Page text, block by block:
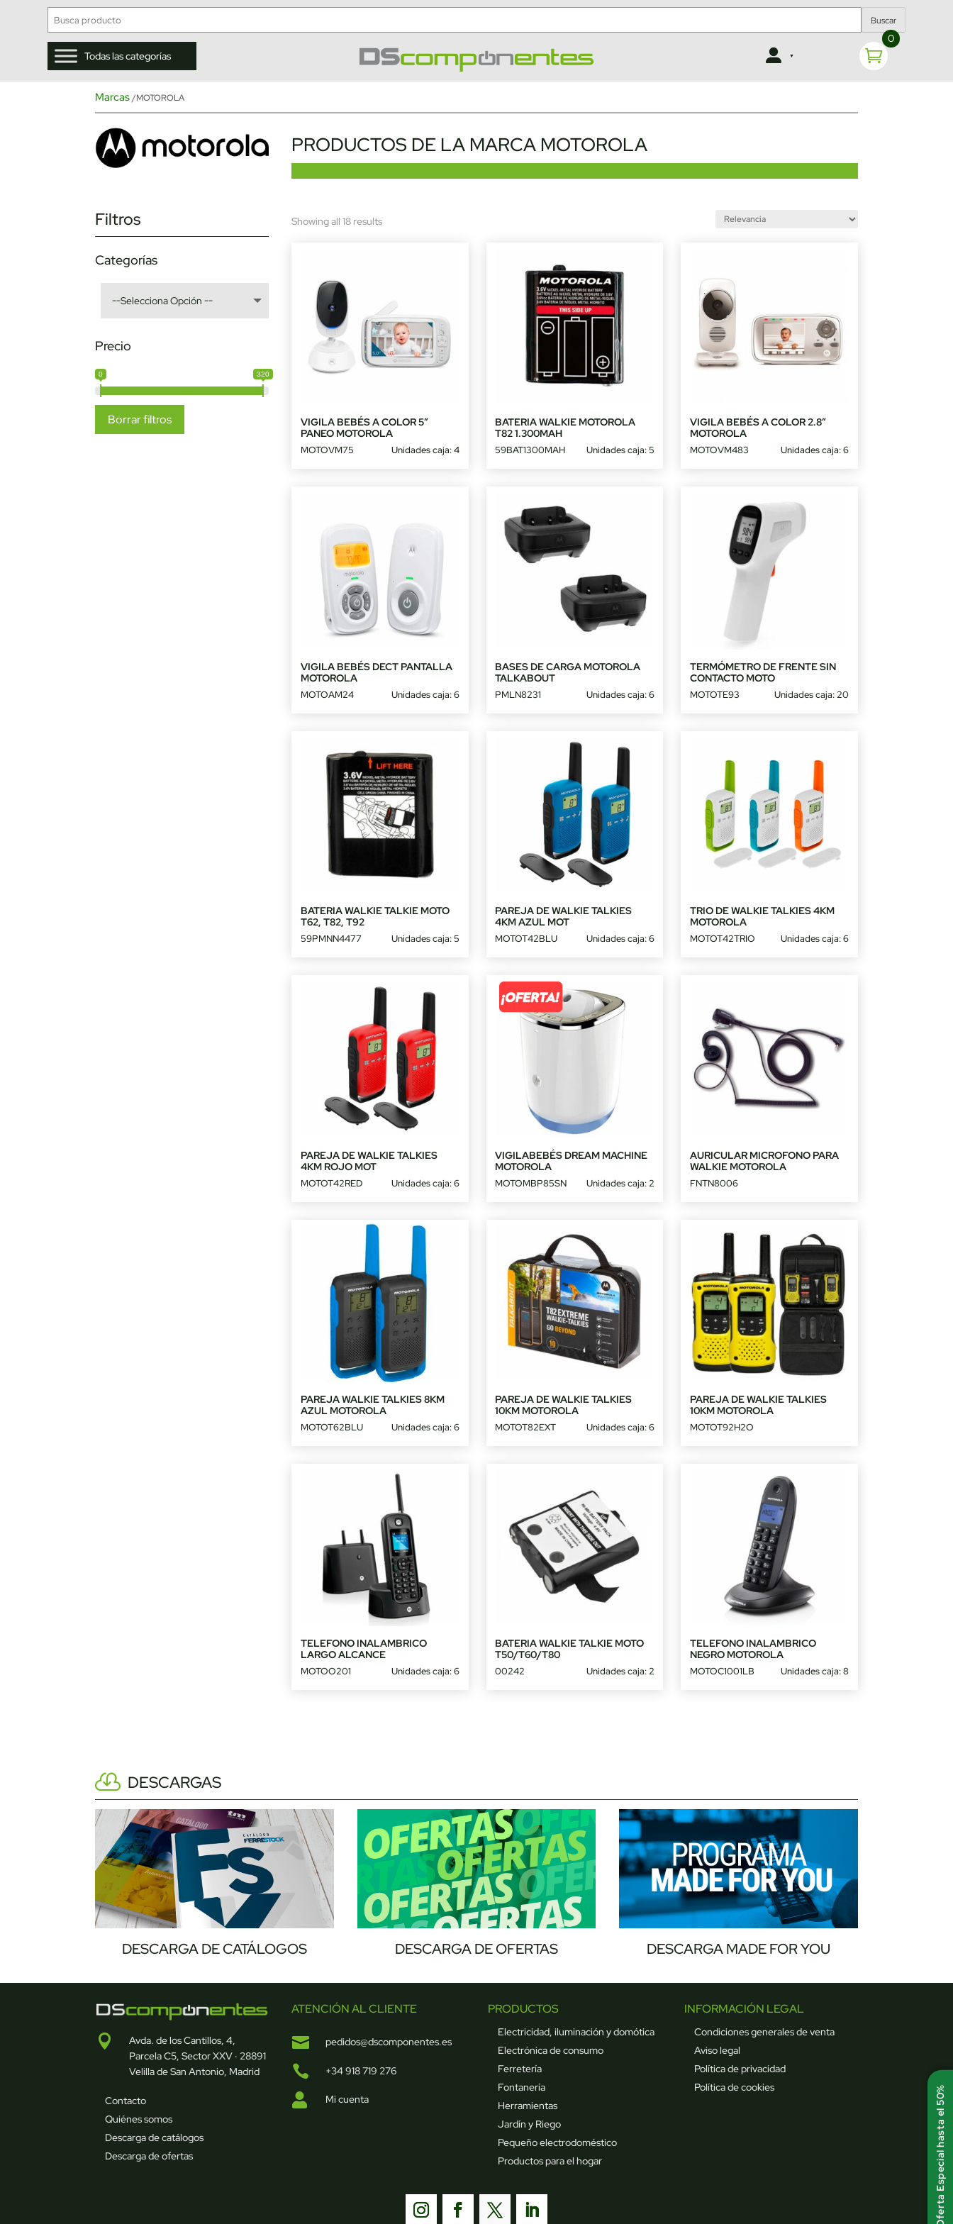
Buscar
Todas las categorías
0
Marcas/MOTOROLA
PRODUCTOS DE LA MARCA MOTOROLA
Filtros
Categorías
Precio
0 320
Borrar filtros
Showing all 18 resultsSorted
VIGILA BEBÉS A COLOR 5″
PANEO MOTOROLA
MOTOVM75 Unidades caja: 4
BATERIA WALKIE MOTOROLA
T82 1.300MAH
59BAT1300MAH Unidades caja: 5
VIGILA BEBÉS A COLOR 2.8″
MOTOROLA
MOTOVM483 Unidades caja: 6
VIGILA BEBÉS DECT PANTALLA
MOTOROLA
MOTOAM24 Unidades caja: 6
BASES DE CARGA MOTOROLA
TALKABOUT
PMLN8231 Unidades caja: 6
TERMÓMETRO DE FRENTE SIN
CONTACTO MOTO
MOTOTE93 Unidades caja: 20
BATERIA WALKIE TALKIE MOTO
T62, T82, T92
59PMNN4477 Unidades caja: 5
PAREJA DE WALKIE TALKIES
4KM AZUL MOT
MOTOT42BLU Unidades caja: 6
TRIO DE WALKIE TALKIES 4KM
MOTOROLA
MOTOT42TRIO Unidades caja: 6
PAREJA DE WALKIE TALKIES
4KM ROJO MOT
MOTOT42RED Unidades caja: 6
VIGILABEBÉS DREAM MACHINE
MOTOROLA
MOTOMBP85SN Unidades caja: 2
AURICULAR MICROFONO PARA
WALKIE MOTOROLA
FNTN8006
PAREJA WALKIE TALKIES 8KM
AZUL MOTOROLA
MOTOT62BLU Unidades caja: 6
PAREJA DE WALKIE TALKIES
10KM MOTOROLA
MOTOT82EXT Unidades caja: 6
PAREJA DE WALKIE TALKIES
10KM MOTOROLA
MOTOT92H2O
TELEFONO INALAMBRICO
LARGO ALCANCE
MOTOO201 Unidades caja: 6
BATERIA WALKIE TALKIE MOTO
T50/T60/T80
00242 Unidades caja: 2
TELEFONO INALAMBRICO
NEGRO MOTOROLA
MOTOC1001LB Unidades caja: 8
DESCARGAS
DESCARGA DE CATÁLOGOS DESCARGA DE OFERTAS DESCARGA MADE FOR YOU

Avda. de los Cantillos, 4,
Parcela C5, Sector XXV · 28891
Velilla de San Antonio, Madrid
Contacto
Quiénes somos
Descarga de catálogos
Descarga de ofertas
ATENCIÓN AL CLIENTE
 pedidos@dscomponentes.es
 +34 918 719 276
 Mi cuenta
PRODUCTOS
Electricidad, iluminación y domótica
Electrónica de consumo
Ferretería
Fontanería
Herramientas
Jardín y Riego
Pequeño electrodoméstico
Productos para el hogar
INFORMACIÓN LEGAL
Condiciones generales de venta
Aviso legal
Política de privacidad
Política de cookies
Oferta Especial hasta el 50%